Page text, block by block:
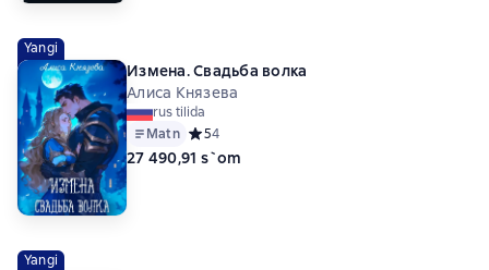
Yangi
Измена. Свадьба волка
Алиса Князева
rus tilida
Matn Средний рейтинг 5 на основе 4 оценок
54
27 490,91 s`om
Yangi